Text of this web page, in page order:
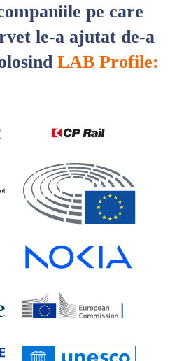
pe care
le-a ajutat de-a
LAB Profile: